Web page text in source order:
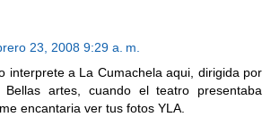
23, 2008 9:29 a. m.
interprete a La Cumachela aqui, dirigida por
artes, cuando el teatro presentaba
encantaria ver tus fotos YLA.